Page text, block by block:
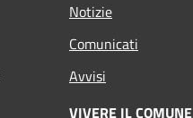
Notizie
Comunicati
Avvisi
VIVERE IL COMUNE